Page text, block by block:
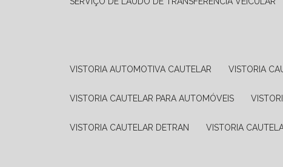
VISTORIA AUTOMOTIVA CAUTELAR VISTORIA
VISTORIA CAUTELAR PARA AUTOMÓVEIS
VISTORIA CAUTELAR DETRAN VISTORIA